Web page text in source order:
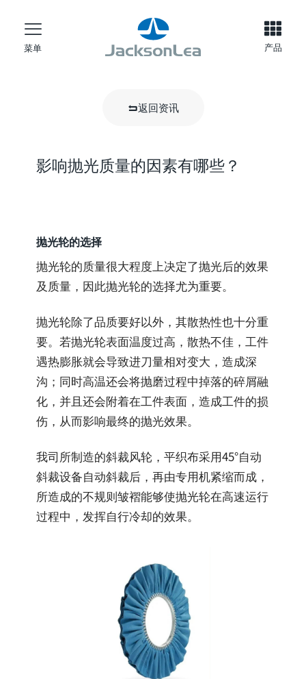
菜单 产品
返回资讯
影响抛光质量的因素有哪些？
抛光轮的选择
抛光轮的质量很大程度上决定了抛光后的效果
及质量，因此抛光轮的选择尤为重要。
抛光轮除了品质要好以外，其散热性也十分重
要。若抛光轮表面温度过高，散热不佳，工件
遇热膨胀就会导致进刀量相对变大，造成深
沟；同时高温还会将抛磨过程中掉落的碎屑融
化，并且还会附着在工件表面，造成工件的损
伤，从而影响最终的抛光效果。
我司所制造的斜裁风轮，平织布采用45°自动
斜裁设备自动斜裁后，再由专用机紧缩而成，
所造成的不规则皱褶能够使抛光轮在高速运行
过程中，发挥自行冷却的效果。